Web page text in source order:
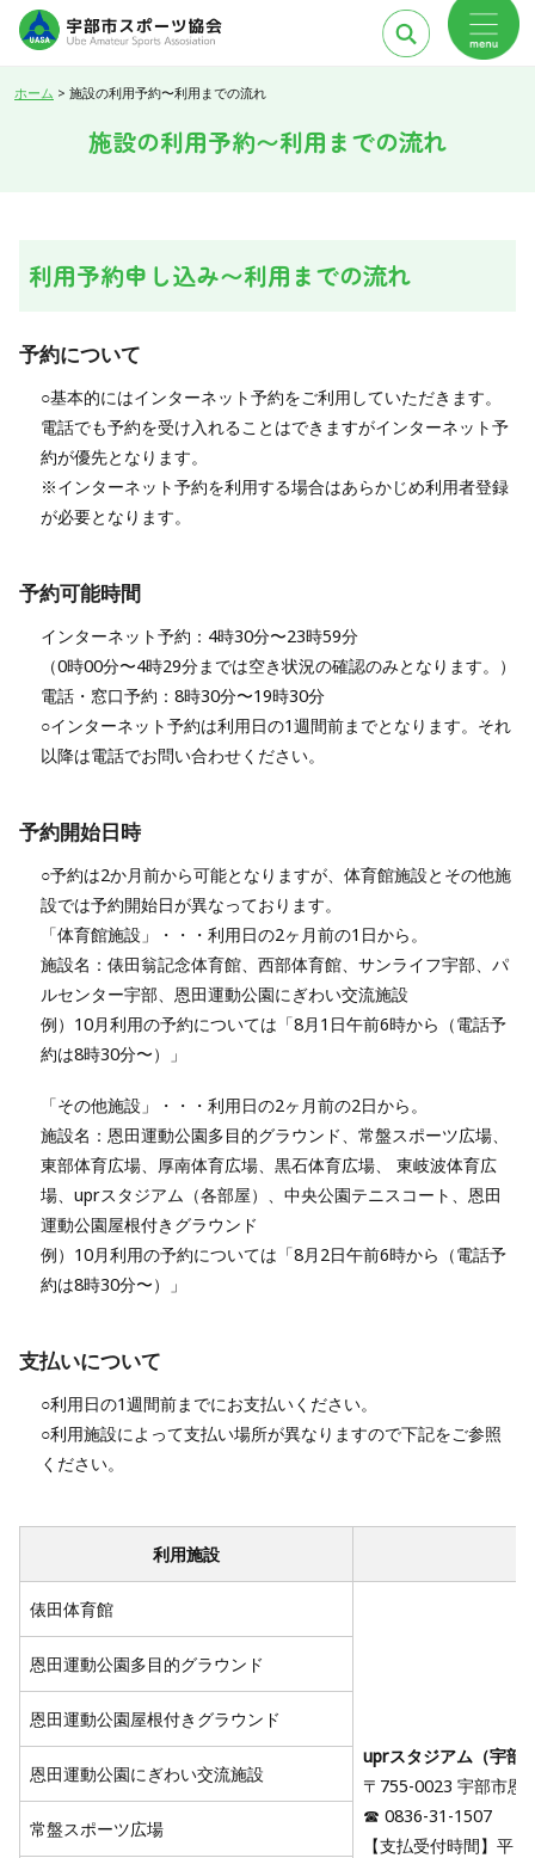
ホーム > 施設の利用予約〜利用までの流れ
施設の利用予約〜利用までの流れ
利用予約申し込み〜利用までの流れ
予約について
○基本的にはインターネット予約をご利用していただきます。
電話でも予約を受け入れることはできますがインターネット予
約が優先となります。
※インターネット予約を利用する場合はあらかじめ利用者登録
が必要となります。
予約可能時間
インターネット予約：4時30分〜23時59分
（0時00分〜4時29分までは空き状況の確認のみとなります。）
電話・窓口予約：8時30分〜19時30分
○インターネット予約は利用日の1週間前までとなります。それ
以降は電話でお問い合わせください。
予約開始日時
○予約は2か月前から可能となりますが、体育館施設とその他施
設では予約開始日が異なっております。
「体育館施設」・・・利用日の2ヶ月前の1日から。
施設名：俵田翁記念体育館、西部体育館、サンライフ宇部、パ
ルセンター宇部、恩田運動公園にぎわい交流施設
例）10月利用の予約については「8月1日午前6時から（電話予
約は8時30分〜）」
「その他施設」・・・利用日の2ヶ月前の2日から。
施設名：恩田運動公園多目的グラウンド、常盤スポーツ広場、
東部体育広場、厚南体育広場、黒石体育広場、 東岐波体育広
場、uprスタジアム（各部屋）、中央公園テニスコート、恩田
運動公園屋根付きグラウンド
例）10月利用の予約については「8月2日午前6時から（電話予
約は8時30分〜）」
支払いについて
○利用日の1週間前までにお支払いください。
○利用施設によって支払い場所が異なりますので下記をご参照
ください。
利用施設
俵田体育館
uprスタジアム（宇部
〒755-0023 宇部市恩
☎ 0836-31-1507
【支払受付時間】平
恩田運動公園多目的グラウンド
恩田運動公園屋根付きグラウンド
恩田運動公園にぎわい交流施設
常盤スポーツ広場